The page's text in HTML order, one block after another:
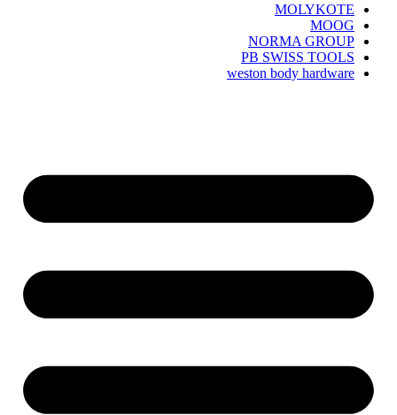
MOLYKOTE
MOOG
NORMA GROUP
PB SWISS TOOLS
weston body hardware